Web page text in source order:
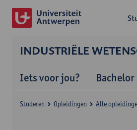
INDUSTRIËLE
Iets voor jou? Bachelor
Studeren Opleidingen Alle